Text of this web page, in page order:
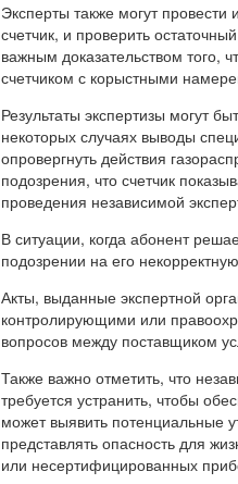
Эксперты также могут
счетчик, и проверить
важным доказательством того,
счетчиком с корыстными
Результаты экспертизы могут
некоторых случаях выводы
опровергнуть действия
подозрения, что счетчик
проведения независимой
В ситуации, когда абонент
подозрении на его
Акты, выданные экспертной
контролирующими или
вопросов между поставщиком
Также важно отметить, что
требуется устранить, чтобы
может выявить потенциальные
представлять опасность для
или несертифицированных